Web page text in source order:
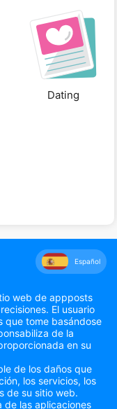
Dating
Español
web de appposts
El usuario
que tome basándose
de la
en su
de los daños que
los servicios, los
de su sitio web.
de las aplicaciones